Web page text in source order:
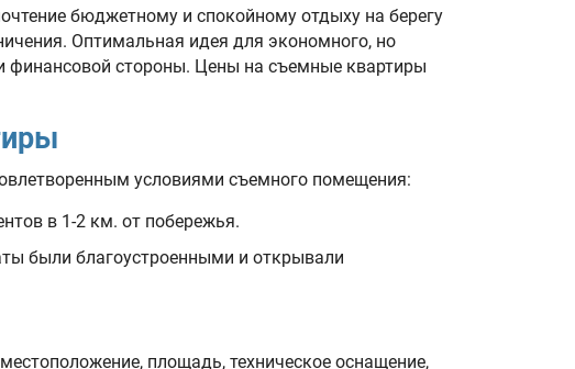
бюджетному и спокойному отдыху на берегу
Оптимальная идея для экономного, но
финансовой стороны. Цены на съемные квартиры
условиями съемного помещения:
в 1-2 км. от побережья.
были благоустроенными и открывали
площадь, техническое оснащение,